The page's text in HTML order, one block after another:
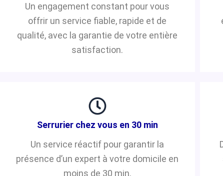
Un engagement constant pour vous
offrir un service fiable, rapide et de
qualité, avec la garantie de votre entière
satisfaction.
Serrurier chez vous en 30 min
Un service réactif pour garantir la
présence d’un expert à votre domicile en
moins de 30 min.